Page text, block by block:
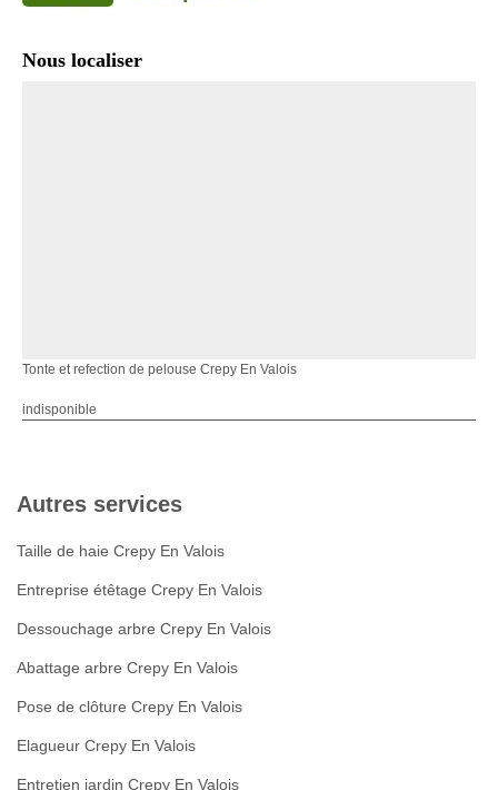
Nous localiser
Tonte et refection de pelouse Crepy En Valois
indisponible
Autres services
Taille de haie Crepy En Valois
Entreprise étêtage Crepy En Valois
Dessouchage arbre Crepy En Valois
Abattage arbre Crepy En Valois
Pose de clôture Crepy En Valois
Elagueur Crepy En Valois
Entretien jardin Crepy En Valois